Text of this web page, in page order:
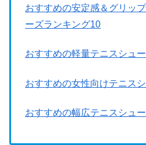
おすすめの安定感＆グリッ
ーズランキング10
おすすめの軽量テニスシュ
おすすめの女性向けテニス
おすすめの幅広テニスシュ